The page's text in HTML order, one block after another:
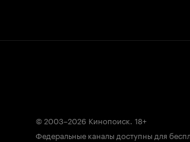
© 2003–2026 Кинопоиск. 18+
Федеральные каналы доступны для